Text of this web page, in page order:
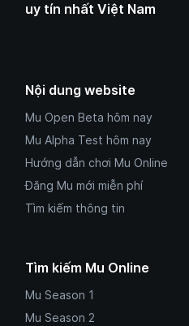
uy tín nhất Việt Nam
Nội dung website
Mu Open Beta hôm nay
Mu Alpha Test hôm nay
Hướng dẫn chơi Mu Online
Đăng Mu mới miễn phí
Tìm kiếm thông tin
Tìm kiếm Mu Online
Mu Season 1
Mu Season 2